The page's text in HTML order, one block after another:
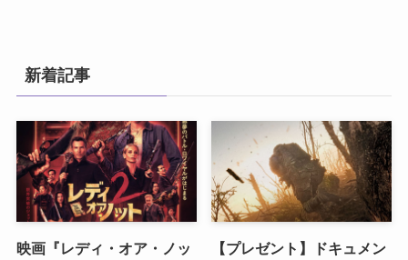
新着記事
映画『レディ・オア・ノッ
【プレゼント】ドキュメン